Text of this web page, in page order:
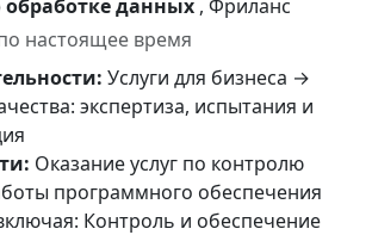
обработке данных , Фриланс
настоящее время
Услуги для бизнеса →
экспертиза, испытания и
Оказание услуг по контролю
программного обеспечения
Контроль и обеспечение